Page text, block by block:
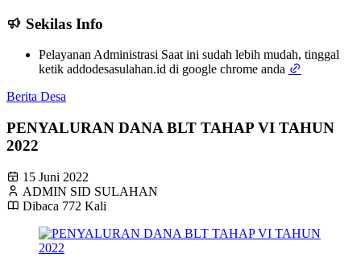
Sekilas Info
Pelayanan Administrasi Saat ini sudah lebih mudah, tinggal
ketik addodesasulahan.id di google chrome anda
Berita Desa
PENYALURAN DANA BLT TAHAP VI TAHUN
2022
15 Juni 2022
ADMIN SID SULAHAN
Dibaca 772 Kali